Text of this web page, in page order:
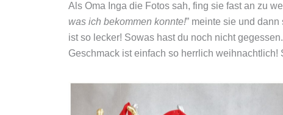
Als Oma Inga die Fotos sah, fing sie fast an zu
was ich bekommen konnte!” meinte sie und
ist so lecker! Sowas hast du noch nicht
Geschmack ist einfach so herrlich